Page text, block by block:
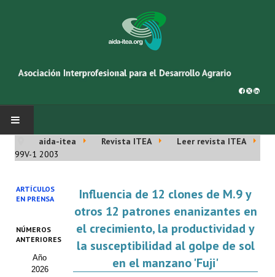
INICIO
Asociación AIDA
Cincuentenario AIDA
Organigrama
aida-itea Revista ITEA
Leer revista ITEA
99V-1 2003
ARTÍCULOS
EN PRENSA
NÚMEROS
ANTERIORES
Año
2026
Influencia de 12 clones de M.9 y
otros 12 patrones enanizantes en
el crecimiento, la productividad y
la susceptibilidad al golpe de sol
en el manzano 'Fuji'